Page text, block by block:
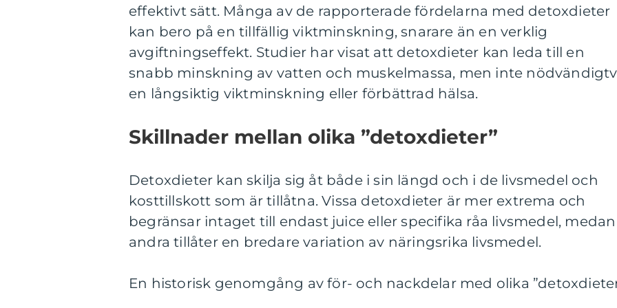
effektivt sätt. Många av de rapporterade fördelarna med detoxdieter
kan bero på en tillfällig viktminskning, snarare än en verklig
avgiftningseffekt. Studier har visat att detoxdieter kan leda till en
snabb minskning av vatten och muskelmassa, men inte
en långsiktig viktminskning eller förbättrad hälsa.
Skillnader mellan olika ”detoxdieter”
Detoxdieter kan skilja sig åt både i sin längd och i de livsmedel och
kosttillskott som är tillåtna. Vissa detoxdieter är mer extrema och
begränsar intaget till endast juice eller specifika råa livsmedel, medan
andra tillåter en bredare variation av näringsrika livsmedel.
En historisk genomgång av för- och nackdelar med olika